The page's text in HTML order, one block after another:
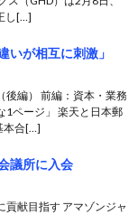
し[…]
いが相互に刺激」
後編） 前編：資本・業務
1ページ」 楽天と日本郵
本合[…]
議所に入会
献目指す アマゾンジャ